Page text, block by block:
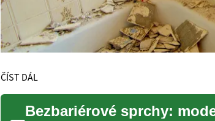
ČÍST DÁL
Bezbariérové sprchy: